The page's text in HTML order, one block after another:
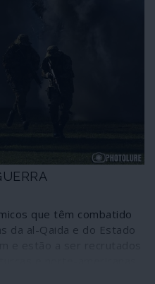
e o Grande
casa situada num beco
santuário do Imã Ali.
que têm combatido
da al-Qaida e do Estado